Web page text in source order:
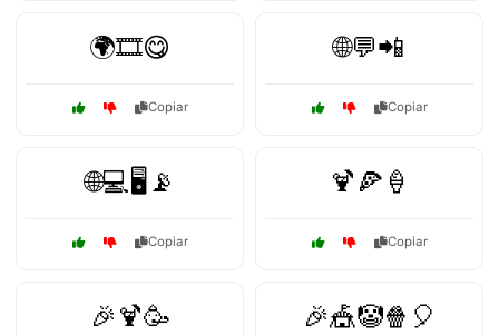
🌍🎞️😋
Copiar
🌐💬📲
Copiar
🌐💻🖥️📡
Copiar
🍹🍕🍦
Copiar
🎉🍹🥳 🎉🎪🤡🍿🎈